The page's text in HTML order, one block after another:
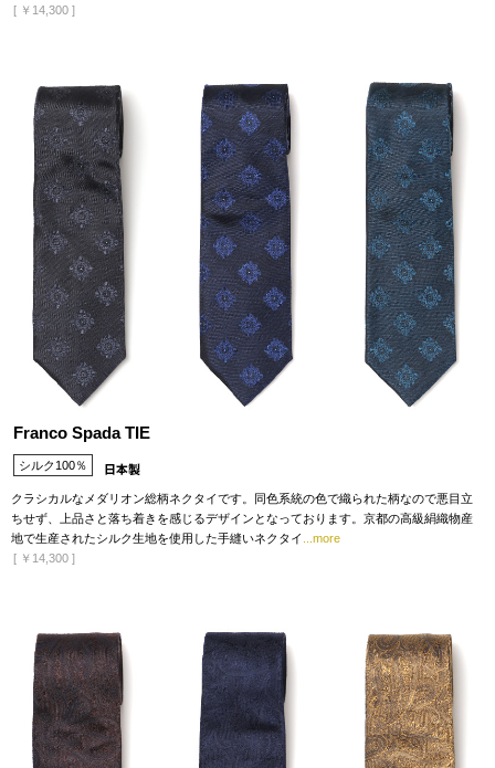
[ ￥14,300 ]
Franco Spada TIE
シルク100％
クラシカルなメダリオン総柄ネクタイです。同色系統の色で織られた柄なので悪目立
ちせず、上品さと落ち着きを感じるデザインとなっております。京都の高級絹織物産
地で生産されたシルク生地を使用した手縫いネクタイ
...more
[ ￥14,300 ]